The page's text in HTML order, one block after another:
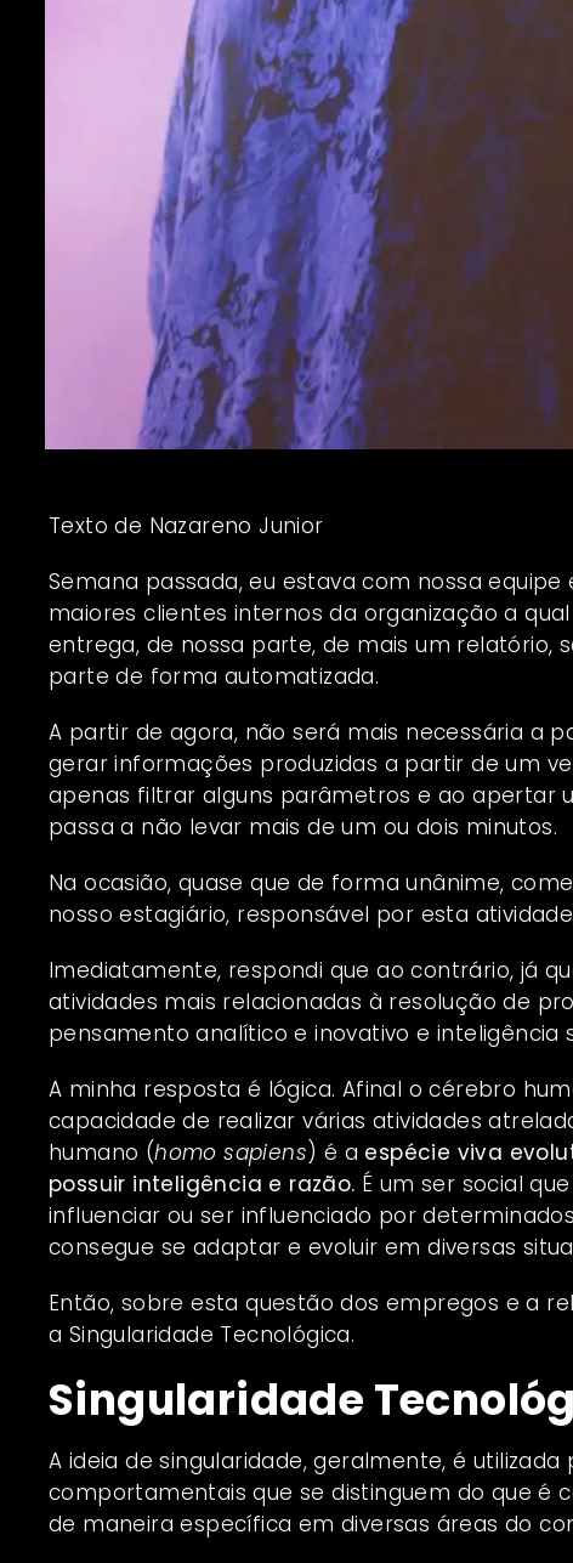
Texto de Nazareno Junior
Semana passada, eu estava com nossa
maiores clientes internos da organização a
entrega, de nossa parte, de mais um relatório,
parte de forma automatizada.
A partir de agora, não será mais necessária a
gerar informações produzidas a partir de um
apenas filtrar alguns parâmetros e ao apertar
passa a não levar mais de um ou dois minutos.
Na ocasião, quase que de forma unânime,
nosso estagiário, responsável por esta
Imediatamente, respondi que ao contrário, já
atividades mais relacionadas à resolução de
pensamento analítico e inovativo e inteligência
A minha resposta é lógica. Afinal o cérebro
capacidade de realizar várias atividades
humano (homo sapiens) é a espécie viva
possuir inteligência e razão. É um ser social
influenciar ou ser influenciado por
consegue se adaptar e evoluir em diversas
Então, sobre esta questão dos empregos e a
a Singularidade Tecnológica.
Singularidade
A ideia de singularidade, geralmente, é
comportamentais que se distinguem do que é
de maneira específica em diversas áreas do